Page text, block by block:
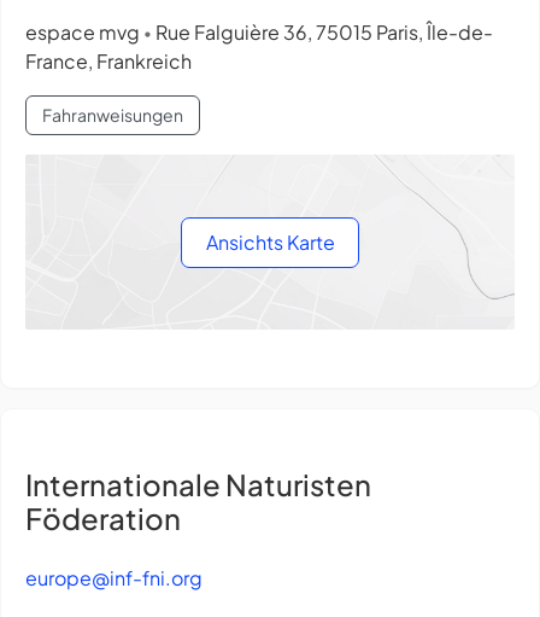
espace mvg • Rue Falguière 36, 75015 Paris, Île-de-
France, Frankreich
Fahranweisungen
Ansichts Karte
Internationale Naturisten
Föderation
europe@inf-fni.org